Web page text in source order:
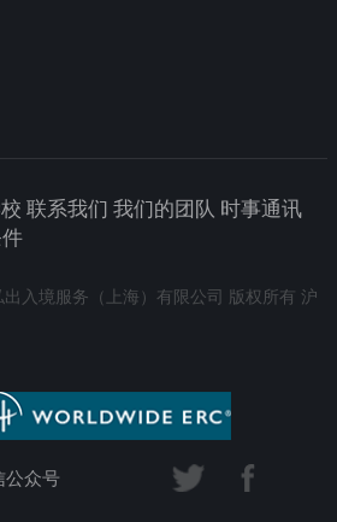
联系我们 我们的团队 时事通讯
入境服务（上海）有限公司 版权所有 沪
公众号